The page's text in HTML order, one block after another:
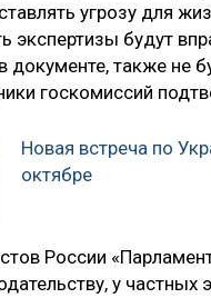
угрозу для
экспертизы будут
документе, также не
госкомиссий
Новая встреча по
октябре
России
у частных